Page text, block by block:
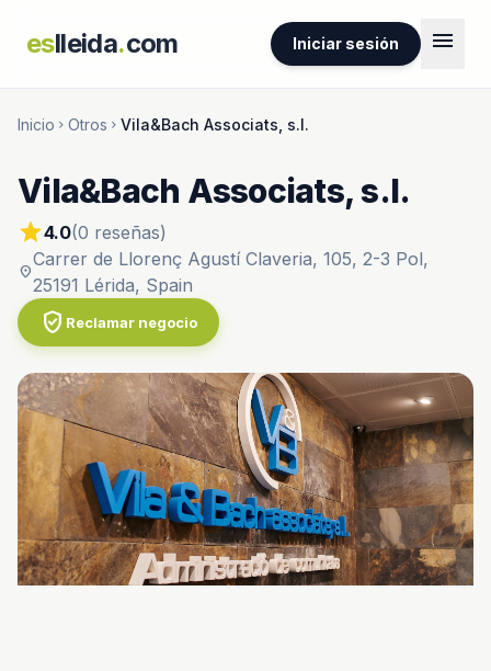
eslleida.com Iniciar sesión menu
Inicio chevron_right Otros chevron_right Vila&Bach Associats, s.l.
Vila&Bach Associats, s.l.
star4.0(0 reseñas)
location_on
Carrer de Llorenç Agustí Claveria, 105, 2-3 Pol,
25191 Lérida, Spain
verified_user Reclamar negocio